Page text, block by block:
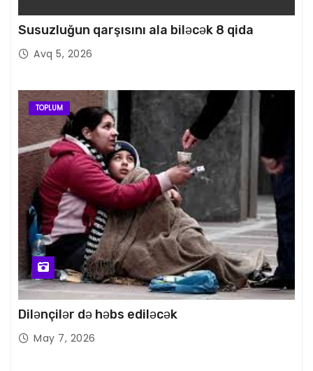
Susuzluğun qarşısını ala biləcək 8 qida
Avq 5, 2026
TOPLUM
Dilənçilər də həbs ediləcək
May 7, 2026